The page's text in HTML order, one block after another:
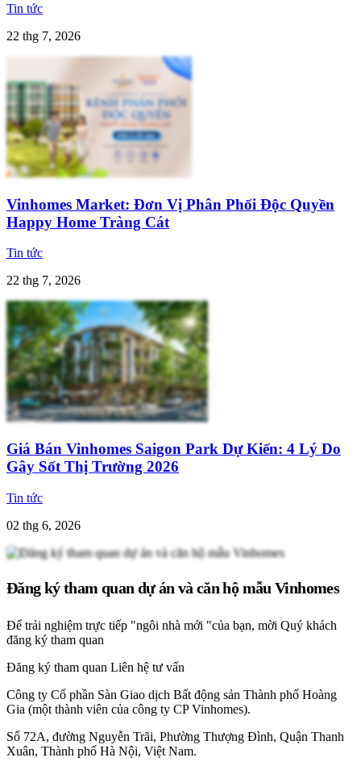
Tin tức
22 thg 7, 2026
Vinhomes Market: Đơn Vị Phân Phối Độc Quyền
Happy Home Tràng Cát
Tin tức
22 thg 7, 2026
Giá Bán Vinhomes Saigon Park Dự Kiến: 4 Lý Do
Gây Sốt Thị Trường 2026
Tin tức
02 thg 6, 2026
Đăng ký tham quan dự án và căn hộ mẫu Vinhomes
Để trải nghiệm trực tiếp "ngôi nhà mới "của bạn, mời Quý khách
đăng ký tham quan
Đăng ký tham quan Liên hệ tư vấn
Công ty Cổ phần Sàn Giao dịch Bất động sản Thành phố Hoàng
Gia (một thành viên của công ty CP Vinhomes).
Số 72A, đường Nguyễn Trãi, Phường Thượng Đình, Quận Thanh
Xuân, Thành phố Hà Nội, Việt Nam.